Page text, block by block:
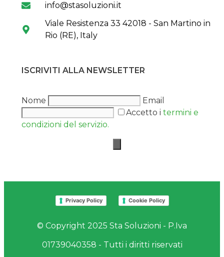
info@stasoluzioni.it
Viale Resistenza 33 42018 - San Martino in
Rio (RE), Italy
ISCRIVITI ALLA NEWSLETTER
Nome
Email
Accetto i termini e
condizioni del servizio.
Privacy Policy Cookie Policy
© Copyright 2025 Sta Soluzioni - P.Iva
01739040358 - Tutti i diritti riservati